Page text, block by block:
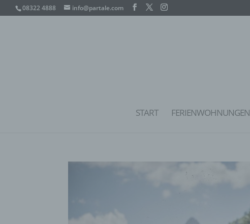
08322 4888 info@partale.com
START FERIENWOHNUNGEN